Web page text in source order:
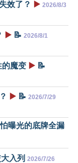
效了？ ▶️ 2026/8/3
▶️ 📝 2026/8/1
的魔变 ▶️ 📝
▶️ 📝 2026/7/29
曝光的底牌全漏
入列 2026/7/26